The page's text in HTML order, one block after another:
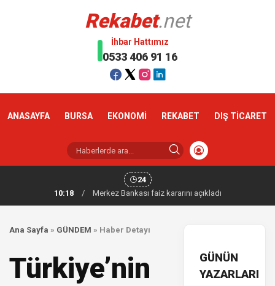
Rekabet.net
İhbar Hattımız
0533 406 91 16
ANASAYFA BURSA EKONOMİ REKABET DIŞ TİCARET
24
10:18
/ Merkez Bankası faiz kararını açıkladı
Ana Sayfa » GÜNDEM » Haber Detayı
Türkiye’nin
GÜNÜN
YAZARLARI